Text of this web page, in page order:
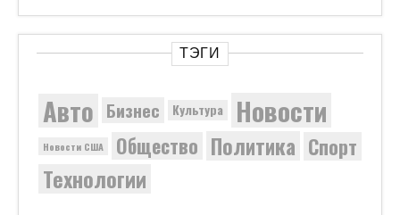
ТЭГИ
Авто Бизнес Культура Новости
Новости США Общество Политика Спорт
Технологии